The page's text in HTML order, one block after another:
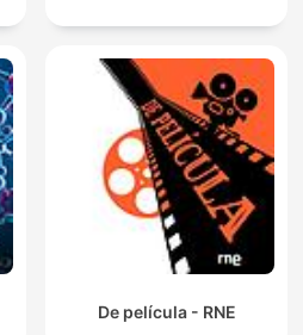
De película - RNE